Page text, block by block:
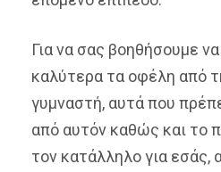
Για να σας βοηθήσουμε
καλύτερα τα οφέλη από
γυμναστή, αυτά που
από αυτόν καθώς και το
τον κατάλληλο για εσάς,